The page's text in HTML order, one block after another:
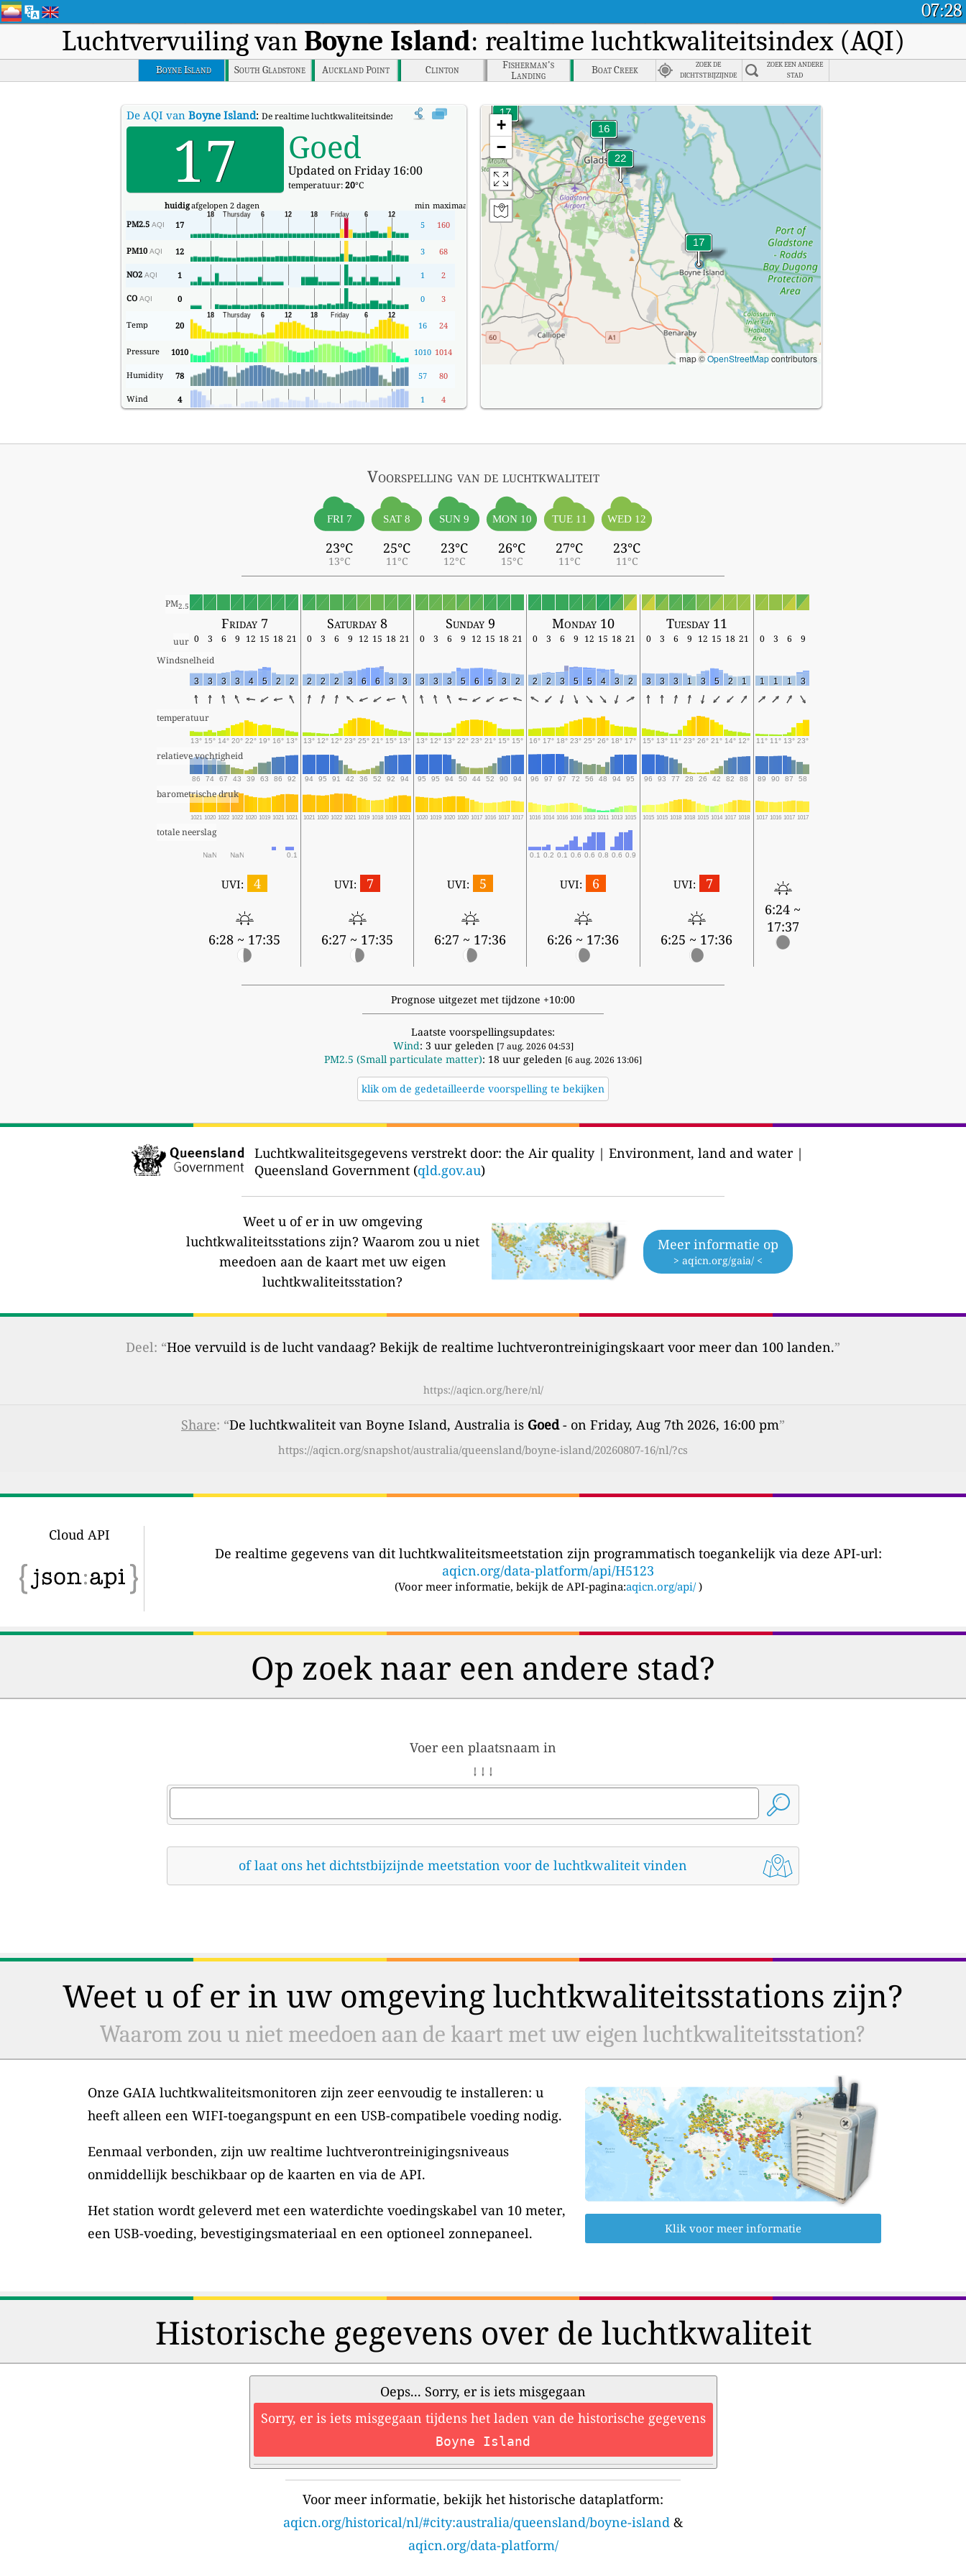
07:28
Luchtvervuiling van Boyne Island: realtime luchtkwaliteitsindex (AQI)
Boyne Island South Gladstone Auckland Point Clinton
Fisherman's
Landing
Boat Creek
ZOEK DE
DICHTSTBIJZIJNDE
ZOEK EEN ANDERE
STAD
De AQI van Boyne Island: De realtime luchtkwaliteitsindex (AQI) van Boyne Island.
17 Goed
Updated on Friday 16:00
temperatuur:20°C
huidigafgelopen 2 dagen min maximaal
PM2.5 AQI 17 5 160
PM10 AQI 12 3 68
NO2 AQI 1 1 2
CO AQI 0 0 3
Temp 20 16 24
Pressure 1010 1010 1014
Humidity 78 57 80
Wind 4 1 4
+
−
map ©OpenStreetMapcontributors
Voorspelling van de luchtkwaliteit
FRI 7
23°C
13°C
SAT 8
25°C
11°C
SUN 9
23°C
12°C
MON 10
26°C
15°C
TUE 11
27°C
11°C
WED 12
23°C
11°C
PM2.5
Friday 7 Saturday 8 Sunday 9 Monday 10 Tuesday 11
uur 0 3 6 9 12 15 18 21 0 3 6 9 12 15 18 21 0 3 6 9 12 15 18 21 0 3 6 9 12 15 18 21 0 3 6 9 12 15 18 21 0 3 6
9
Windsnelheid
3 3 3 3 4 5 2 2 2 2 2 3 6 6 3 3 3 3 3 5 6 5 3 2 2 2 3 5 5 4 3 2 3 3 3 1 3 5 2 1 1 1 1 3
temperatuur
13° 15° 14° 20° 22° 19° 16° 13° 13° 12° 12° 23° 25° 21° 15° 13° 13° 12° 13° 22° 23° 21° 15° 15° 16° 17° 18° 23° 25° 26° 18° 17° 15° 13° 11° 23° 26° 21° 14° 12° 11° 11° 13° 23°
relatieve vochtigheid
86 74 67 43 39 63 86 92 94 95 91 42 36 52 92 94 95 95 94 50 44 52 90 94 96 97 97 72 56 48 94 95 96 93 77 28 26 42 82 88 89 90 87 58
barometrische druk
1021 1020 1022 1022 1020 1019 1021 1021 1021 1020 1022 1021 1019 1018 1019 1021 1020 1019 1020 1020 1017 1016 1017 1017 1016 1014 1016 1016 1013 1011 1013 1015 1015 1015 1018 1018 1015 1014 1017 1018 1017 1016 1017 1017
totale neerslag
NaN NaN 0.1 0.1 0.2 0.1 0.6 0.6 0.8 0.6 0.9
UVI: 4
6:28 ~ 17:35
UVI: 7
6:27 ~ 17:35
UVI: 5
6:27 ~ 17:36
UVI: 6
6:26 ~ 17:36
UVI: 7
6:25 ~ 17:36
6:24 ~
17:37
Prognose uitgezet met tijdzone +10:00
Laatste voorspellingsupdates:
Wind: 3 uur geleden [7 aug. 2026 04:53]
PM2.5 (Small particulate matter): 18 uur geleden [6 aug. 2026 13:06]
klik om de gedetailleerde voorspelling te bekijken
Luchtkwaliteitsgegevens verstrekt door: the Air quality | Environment, land and water |
Queensland Government (qld.gov.au)
Weet u of er in uw omgeving
luchtkwaliteitsstations zijn? Waarom zou u niet
meedoen aan de kaart met uw eigen
luchtkwaliteitsstation?
Meer informatie op
> aqicn.org/gaia/ <
Deel: “Hoe vervuild is de lucht vandaag? Bekijk de realtime luchtverontreinigingskaart voor meer dan 100 landen.”
https://aqicn.org/here/nl/
Share: “De luchtkwaliteit van Boyne Island, Australia is Goed- on Friday, Aug 7th 2026, 16:00 pm”
https://aqicn.org/snapshot/australia/queensland/boyne-island/20260807-16/nl/?cs
Cloud API
De realtime gegevens van dit luchtkwaliteitsmeetstation zijn programmatisch toegankelijk via deze API-url:
aqicn.org/data-platform/api/H5123
(Voor meer informatie, bekijk de API-pagina:aqicn.org/api/ )
Op zoek naar een andere stad?
Voer een plaatsnaam in
↓ ↓ ↓
of laat ons het dichtstbijzijnde meetstation voor de luchtkwaliteit vinden
Weet u of er in uw omgeving luchtkwaliteitsstations zijn?
Waarom zou u niet meedoen aan de kaart met uw eigen luchtkwaliteitsstation?
Onze GAIA luchtkwaliteitsmonitoren zijn zeer eenvoudig te installeren: u
heeft alleen een WIFI-toegangspunt en een USB-compatibele voeding nodig.
Eenmaal verbonden, zijn uw realtime luchtverontreinigingsniveaus
onmiddellijk beschikbaar op de kaarten en via de API.
Het station wordt geleverd met een waterdichte voedingskabel van 10 meter,
een USB-voeding, bevestigingsmateriaal en een optioneel zonnepaneel.
Klik voor meer informatie
Historische gegevens over de luchtkwaliteit
Oeps... Sorry, er is iets misgegaan
Sorry, er is iets misgegaan tijdens het laden van de historische gegevens
Boyne Island
Voor meer informatie, bekijk het historische dataplatform:
aqicn.org/historical/nl/#city:australia/queensland/boyne-island &
aqicn.org/data-platform/